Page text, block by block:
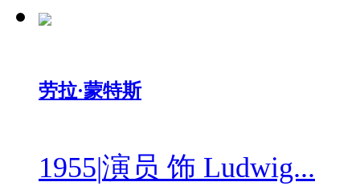
劳拉·蒙特斯
1955|演员 饰 Ludwig...